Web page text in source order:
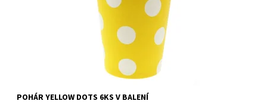
POHÁR YELLOW DOTS 6KS V BALENÍ